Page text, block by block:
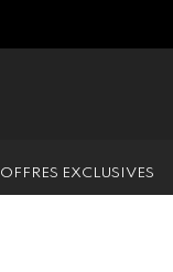
OFFRES EXCLUSIVES